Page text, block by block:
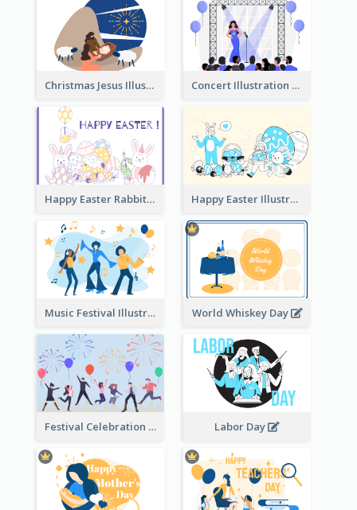
Christmas Jesus Illustration Concert Illustration
Happy Easter Rabbit Illustration Happy Easter Illustration
Music Festival Illustration World Whiskey Day
Festival Celebration Illustration Labor Day